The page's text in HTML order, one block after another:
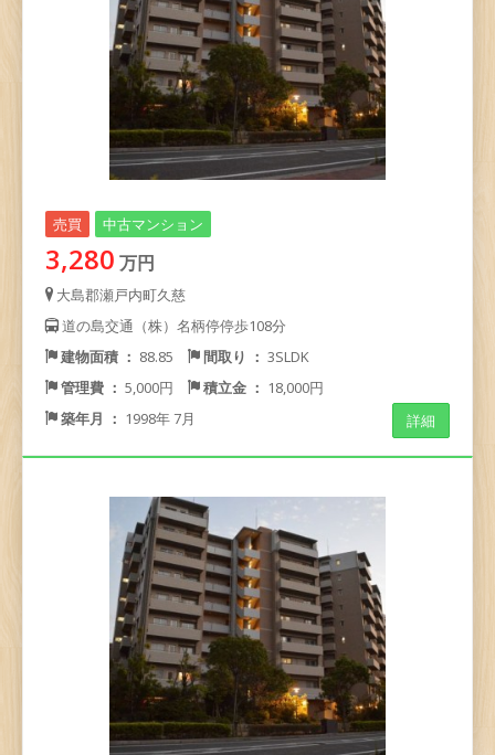
売買 中古マンション
3,280 万円
大島郡瀬戸内町久慈
道の島交通（株）名柄停停歩108分
建物面積 ： 88.85 間取り ： 3SLDK
管理費 ： 5,000円 積立金 ： 18,000円
築年月 ： 1998年 7月 詳細